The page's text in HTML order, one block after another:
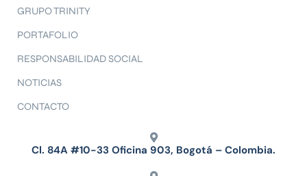
GRUPO TRINITY
PORTAFOLIO
RESPONSABILIDAD SOCIAL
NOTICIAS
CONTACTO
Cl. 84A #10-33 Oficina 903, Bogotá – Colombia.